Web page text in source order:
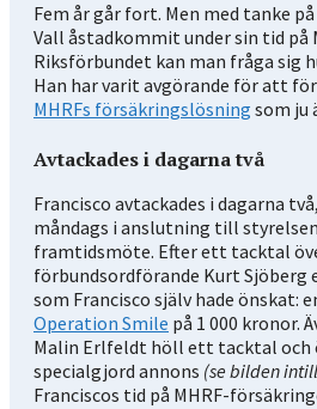
Fem år går fort. Men med tanke
Vall åstadkommit under sin tid
Riksförbundet kan man fråga sig
Han har varit avgörande för att
MHRFs försäkringslösning som ju
Avtackades i dagarna två
Francisco avtackades i dagarna
måndags i anslutning till
framtidsmöte. Efter ett tacktal
förbundsordförande Kurt Sjöberg
som Francisco själv hade önskat:
Operation Smile på 1 000 kronor.
Malin Erlfeldt höll ett tacktal och
specialgjord annons (se bilden
Franciscos tid på MHRF-